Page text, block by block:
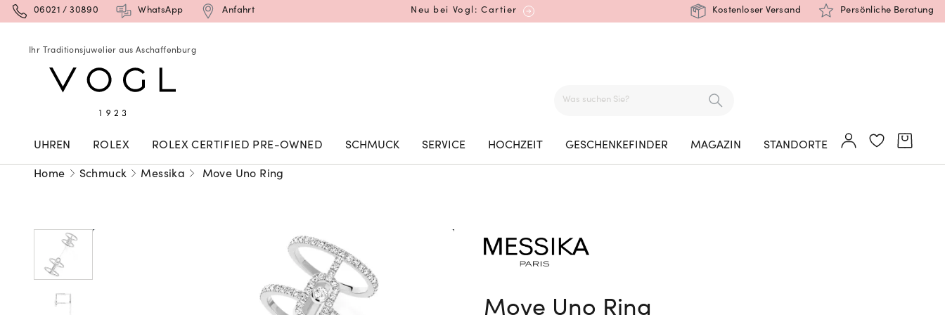
06021 / 30890 WhatsApp Anfahrt Neu bei Vogl: Cartier
Mehr erfahren: Ikonische Uhren von Cartier
Neu bei Vogl: Uhren von Grand Seiko
Kostenloser Versand Persönliche Beratung
Ihr Traditionsjuwelier aus Aschaffenburg
UHREN ROLEX ROLEX CERTIFIED PRE-OWNED SCHMUCK SERVICE HOCHZEIT GESCHENKEFINDER MAGAZIN STANDORTE
Home Schmuck Messika Move Uno Ring
Move Uno Ring